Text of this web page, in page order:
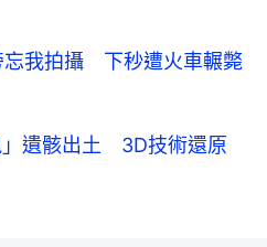
忘我拍攝 下秒遭火車輾斃
遺骸出土 3D技術還原